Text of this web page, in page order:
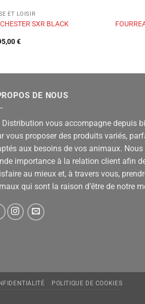
ET LOISIR
SXR BLACK
€
DE NOUS
Distribution vous accompagne depuis
vous proposer des produits variés,
aux besoins de vos animaux.
importance à la relation client afin
au mieux et, à travers vous,
qui sont la raison d’être de notre
POLITIQUE DE COOKIES